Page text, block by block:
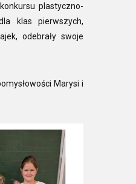
plastyczno-
klas pierwszych,
odebrały swoje
Marysi i